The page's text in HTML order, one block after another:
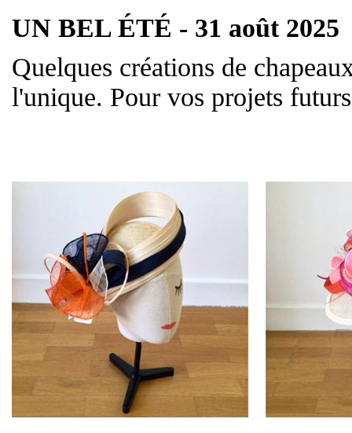
UN BEL ÉTÉ - 31 août 2025
Quelques créations de
l'unique. Pour vos projets